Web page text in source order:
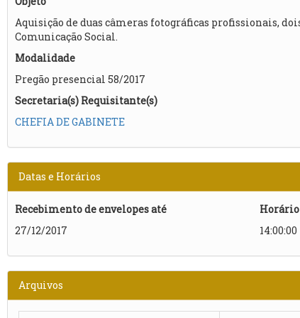
Aquisição de duas câmeras fotográficas profissionais,
Comunicação Social.
Modalidade
Pregão presencial 58/2017
Secretaria(s) Requisitante(s)
CHEFIA DE GABINETE
Datas e Horários
Recebimento de envelopes até
27/12/2017
14:00:00
Arquivos